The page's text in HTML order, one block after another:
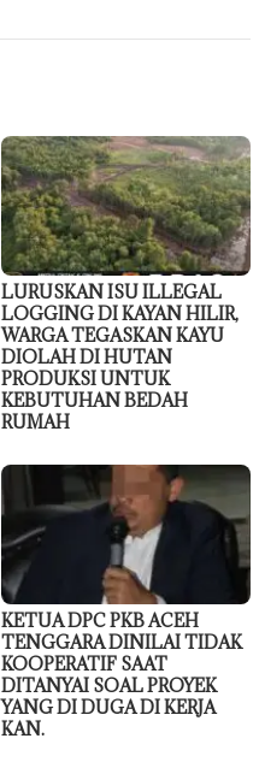
LURUSKAN ISU ILLEGAL
LOGGING DI KAYAN HILIR,
WARGA TEGASKAN KAYU
DIOLAH DI HUTAN
PRODUKSI UNTUK
KEBUTUHAN BEDAH
RUMAH
KETUA DPC PKB ACEH
TENGGARA DINILAI TIDAK
KOOPERATIF SAAT
DITANYAI SOAL PROYEK
YANG DI DUGA DI KERJA
KAN.